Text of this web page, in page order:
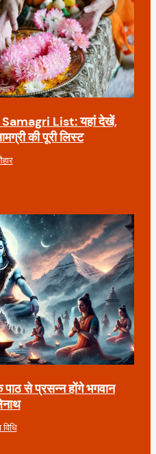
List: यहां देखें,
की पूरी लिस्ट
पाठ से प्रसन्न होंगे भगवान